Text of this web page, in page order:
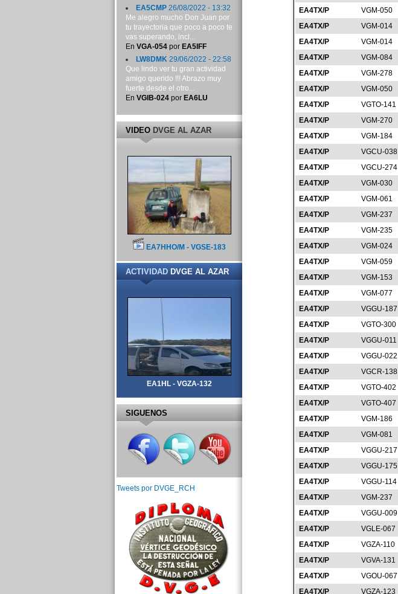
EA4TX/P
VGM-050
EA4TX/P
VGM-014
EA4TX/P
VGM-014
EA4TX/P
VGM-084
EA4TX/P
VGM-278
EA4TX/P
VGM-050
EA4TX/P
VGTO-141
EA4TX/P
VGM-270
EA4TX/P
VGM-184
EA4TX/P
VGCU-038
EA4TX/P
VGCU-274
EA4TX/P
VGM-030
EA4TX/P
VGM-061
EA4TX/P
VGM-237
EA4TX/P
VGM-235
EA4TX/P
VGM-024
EA4TX/P
VGM-059
EA4TX/P
VGM-153
EA4TX/P
VGM-077
EA4TX/P
VGGU-187
EA4TX/P
VGTO-300
EA4TX/P
VGGU-011
EA4TX/P
VGGU-022
EA4TX/P
VGCR-138
EA4TX/P
VGTO-402
EA4TX/P
VGTO-407
EA4TX/P
VGM-186
EA4TX/P
VGM-081
EA4TX/P
VGGU-217
EA4TX/P
VGGU-175
EA4TX/P
VGGU-114
EA4TX/P
VGM-237
EA4TX/P
VGGU-009
EA4TX/P
VGLE-067
EA4TX/P
VGZA-110
EA4TX/P
VGVA-131
EA4TX/P
VGOU-067
EA4TX/P
VGZA-123
EA5CMP26/08/2022 - 13:32
Me alegro mucho Don Juan por
tu trayectoria que poco a poco te
vas superando, incl...
En VGA-054por EA5IFF
LW8DMK29/06/2022 - 22:58
Que lindo ver tu gran actividad
amigo querido !!! Abrazo muy
fuerte desde el otro...
En VGIB-024por EA6LU
VIDEODVGE AL AZAR
EA7HHO/M - VGSE-183
ACTIVIDADDVGE AL AZAR
EA1HL - VGZA-132
SIGUENOS
Tweets por DVGE_RCH